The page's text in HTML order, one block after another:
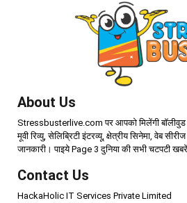
About Us
Stressbusterlive.com पर आपको मिलेंगी बॉलीवुड
मूवी रिव्यु, सेलिब्रिटी इंटरव्यू, क्षेत्रीय सिनेमा, वेब
जानकारी। पाइये Page 3 दुनिया की सभी चटपटी
Contact Us
HackaHolic IT Services Private Limited